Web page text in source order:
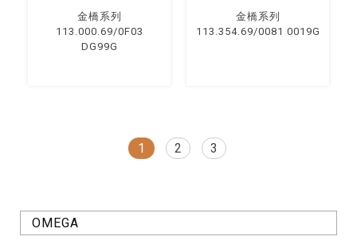
OMEGA
⾦橋系列
113.000.69/0F03
DG99G
⾦橋系列
113.354.69/0081 0019G
1 2 3